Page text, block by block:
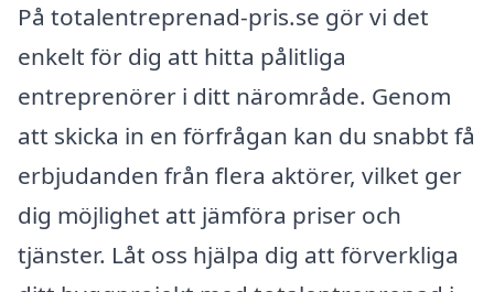
På totalentreprenad-pris.se gör vi det
enkelt för dig att hitta pålitliga
entreprenörer i ditt närområde. Genom
att skicka in en förfrågan kan du snabbt få
erbjudanden från flera aktörer, vilket ger
dig möjlighet att jämföra priser och
tjänster. Låt oss hjälpa dig att förverkliga